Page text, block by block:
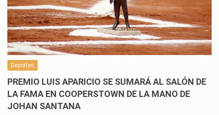
Deportes
PREMIO LUIS APARICIO SE SUMARÁ AL SALÓN DE
LA FAMA EN COOPERSTOWN DE LA MANO DE
JOHAN SANTANA